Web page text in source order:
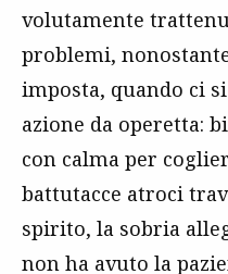
volutamente
problemi,
imposta, quando ci
azione da operetta:
con calma per
battutacce atroci
spirito, la sobria
non ha avuto la